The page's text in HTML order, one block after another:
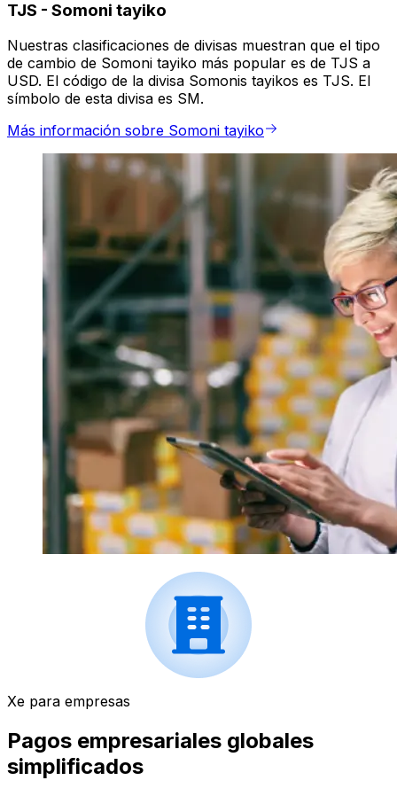
TJS - Somoni tayiko
Nuestras clasificaciones de divisas muestran que el tipo
de cambio de Somoni tayiko más popular es de TJS a
USD. El código de la divisa Somonis tayikos es TJS. El
símbolo de esta divisa es SM.
Más información sobre Somoni tayiko
Xe para empresas
Pagos empresariales globales
simplificados